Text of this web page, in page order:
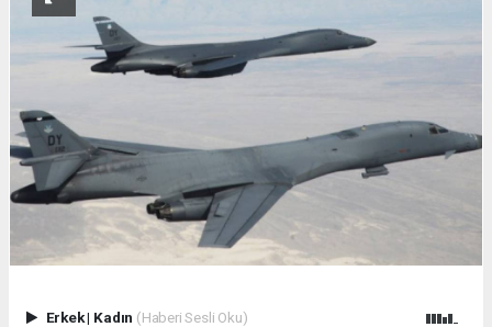
Erkek| Kadın (Haberi Sesli Oku)